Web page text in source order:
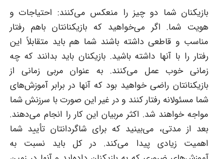
بازیکنان شما دو چیز را منعکس می‌کنند: احتیاجات و
هویت شما. اگر می‌خواهید که بازیکنانتان باهم رفتار
مناسب و قاطعی داشته باشند شما هم باید متقابلاً این
رفتار را با آنها داشته باشید. بازیکنان باید بدانند که چه
زمانی خوب عمل می‌کنند. به عنوان مربی زمانی از
بازیکنانتان راضی خواهید بود که آنها در برابر آموزش‌های
شما مسئولانه رفتار کنند و در غیر این صورت با سرزنش شما
مواجه خواهند شد. اکثر مربیان این کار را انجام می‌دهند.
بعد از مدتی، می‌بینید که برای شاگردانتان تأیید شما
اهمیت زیادی پیدا می‌کند. در کل باید نسبت به